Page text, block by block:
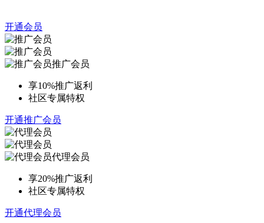
开通会员
推广会员
享10%推广返利
社区专属特权
开通推广会员
代理会员
享20%推广返利
社区专属特权
开通代理会员